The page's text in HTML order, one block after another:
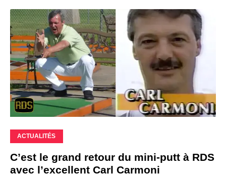
ACTUALITÉS
C’est le grand retour du mini-putt à RDS
avec l’excellent Carl Carmoni